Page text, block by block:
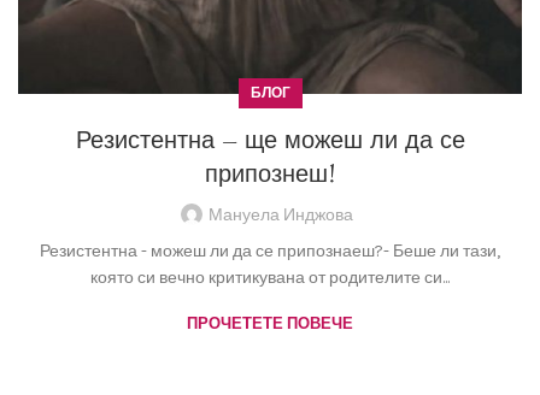
БЛОГ
Резистентна – ще можеш ли да се
припознеш!
Мануела Инджова
Резистентна - можеш ли да се припознаеш?- Беше ли тази,
която си вечно критикувана от родителите си...
ПРОЧЕТЕТЕ ПОВЕЧЕ